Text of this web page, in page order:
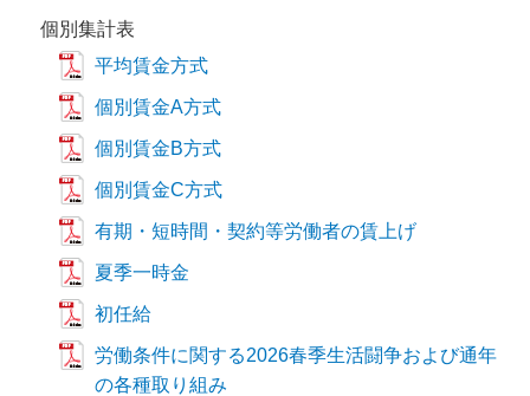
個別集計表
平均賃金方式
個別賃金A方式
個別賃金B方式
個別賃金C方式
有期・短時間・契約等労働者の賃上げ
夏季一時金
初任給
労働条件に関する2026春季生活闘争および通年
の各種取り組み